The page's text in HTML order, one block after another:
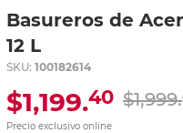
Basureros de
12 L
SKU: 100182614
Precio exclusivo online
$1,999.
$1,199.40